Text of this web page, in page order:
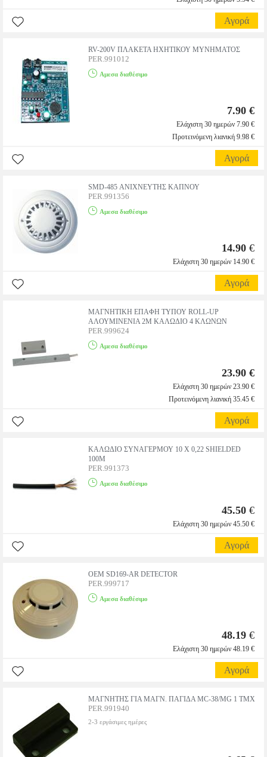
Αγορά
RV-200V ΠΛΑΚΕΤΑ ΗΧΗΤΙΚΟΥ ΜΥΝΗΜΑΤΟΣ
PER.991012
Αμεσα διαθέσιμο
7.90 €
Ελάχιστη 30 ημερών 7.90 €
Προτεινόμενη λιανική 9.98 €
Αγορά
SMD-485 ΑΝΙΧΝΕΥΤΗΣ ΚΑΠΝΟΥ
PER.991356
Αμεσα διαθέσιμο
14.90 €
Ελάχιστη 30 ημερών 14.90 €
Αγορά
ΜΑΓΝΗΤΙΚΗ ΕΠΑΦΗ ΤΥΠΟΥ ROLL-UP
ΑΛΟΥΜΙΝΕΝΙΑ 2Μ ΚΑΛΩΔΙΟ 4 ΚΛΩΝΩΝ
PER.999624
Αμεσα διαθέσιμο
23.90 €
Ελάχιστη 30 ημερών 23.90 €
Προτεινόμενη λιανική 35.45 €
Αγορά
ΚΑΛΩΔΙΟ ΣΥΝΑΓΕΡΜΟΥ 10 Χ 0,22 SHIELDED
100Μ
PER.991373
Αμεσα διαθέσιμο
45.50 €
Ελάχιστη 30 ημερών 45.50 €
Αγορά
OEM SD169-AR DETECTOR
PER.999717
Αμεσα διαθέσιμο
48.19 €
Ελάχιστη 30 ημερών 48.19 €
Αγορά
ΜΑΓΝΗΤΗΣ ΓΙΑ ΜΑΓΝ. ΠΑΓΙΔΑ MC-38/MG 1 TMX
PER.991940
2-3 εργάσιμες ημέρες